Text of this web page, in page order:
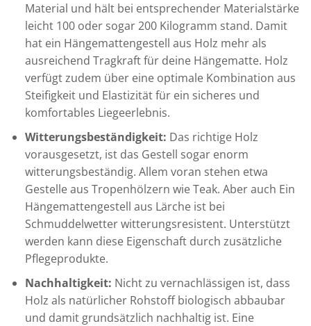
Material und hält bei entsprechender Materialstärke
leicht 100 oder sogar 200 Kilogramm stand. Damit
hat ein Hängemattengestell aus Holz mehr als
ausreichend Tragkraft für deine Hängematte. Holz
verfügt zudem über eine optimale Kombination aus
Steifigkeit und Elastizität für ein sicheres und
komfortables Liegeerlebnis.
Witterungsbeständigkeit: Das richtige Holz
vorausgesetzt, ist das Gestell sogar enorm
witterungsbeständig. Allem voran stehen etwa
Gestelle aus Tropenhölzern wie Teak. Aber auch Ein
Hängemattengestell aus Lärche ist bei
Schmuddelwetter witterungsresistent. Unterstützt
werden kann diese Eigenschaft durch zusätzliche
Pflegeprodukte.
Nachhaltigkeit: Nicht zu vernachlässigen ist, dass
Holz als natürlicher Rohstoff biologisch abbaubar
und damit grundsätzlich nachhaltig ist. Eine